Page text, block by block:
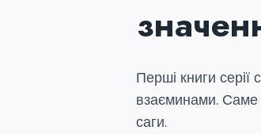
Перші книги серії
взаєминами. Саме
саги.